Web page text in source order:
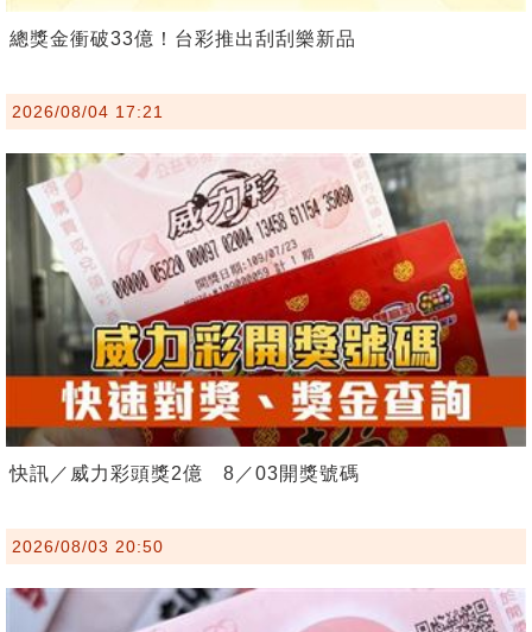
總獎金衝破33億！台彩推出刮刮樂新品
2026/08/04 17:21
快訊／威力彩頭獎2億 8／03開獎號碼
2026/08/03 20:50